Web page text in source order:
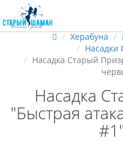
Херабуна
Насадки
Насадка Старый
Насадка
"Быстрая